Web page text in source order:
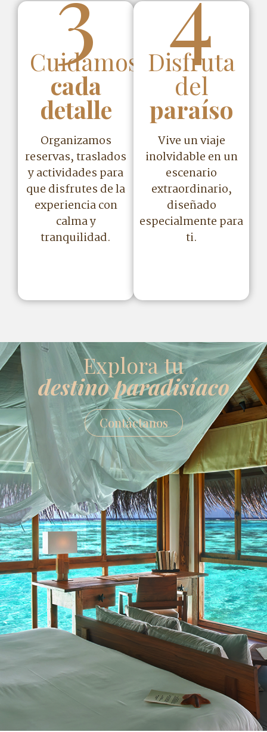
Cuidamos
cada
detalle
Organizamos
reservas, traslados
y actividades para
que disfrutes de la
experiencia con
calma y
tranquilidad.
Disfruta
del
paraíso
Vive un viaje
inolvidable en un
escenario
extraordinario,
diseñado
especialmente para
ti.
Explora tu
destino paradisíaco
Contáctanos